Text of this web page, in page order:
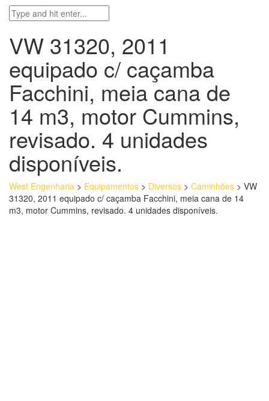
VW 31320, 2011
equipado c/ caçamba
Facchini, meia cana de
14 m3, motor Cummins,
revisado. 4 unidades
disponíveis.
West Engenharia > Equipamentos > Diversos > Caminhões > VW
31320, 2011 equipado c/ caçamba Facchini, meia cana de 14
m3, motor Cummins, revisado. 4 unidades disponíveis.